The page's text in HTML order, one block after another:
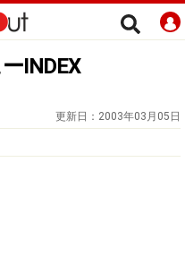
INDEX
更新日： 2003年03月05日